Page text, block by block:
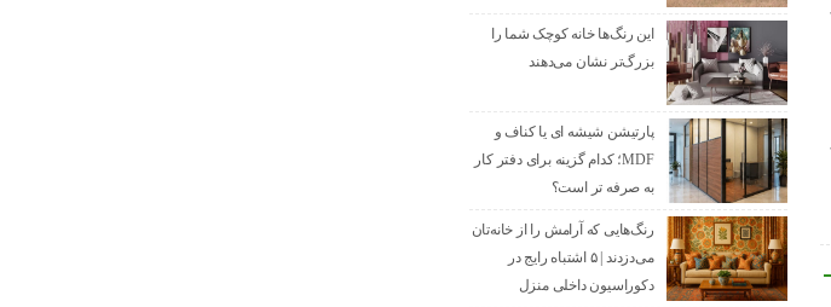
این رنگ‌ها خانه کوچک شما را
بزرگ‌تر نشان می‌دهند
پارتیشن شیشه ای یا کناف و
MDF؛ کدام گزینه برای دفتر کار
به صرفه تر است؟
رنگ‌هایی که آرامش را از خانه‌تان
می‌دزدند | ۵ اشتباه رایج در
دکوراسیون داخلی منزل